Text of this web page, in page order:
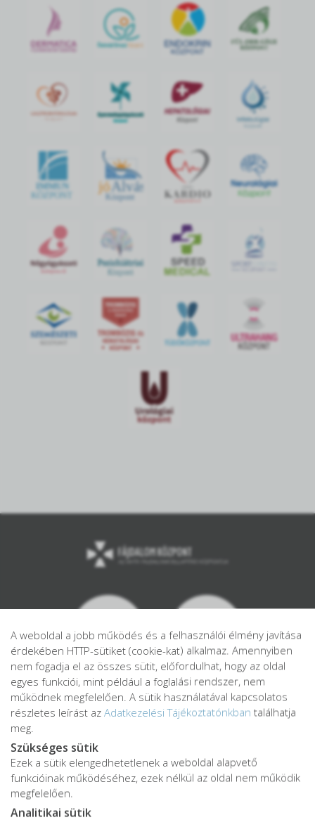
IMMUN
KÖZPONT
jó Alvás
Központ
Adatkezelési tájékoztató
Adatvédelmi tájékoztató
A weboldal a jobb működés és a felhasználói élmény javítása
érdekében HTTP-sütiket (cookie-kat) alkalmaz. Amennyiben
nem fogadja el az összes sütit, előfordulhat, hogy az oldal
egyes funkciói, mint például a foglalási rendszer, nem
működnek megfelelően. A sütik használatával kapcsolatos
részletes leírást az Adatkezelési Tájékoztatónkban találhatja
meg.
Szükséges sütik
Ezek a sütik elengedhetetlenek a weboldal alapvető
funkcióinak működéséhez, ezek nélkül az oldal nem működik
megfelelően.
Analitikai sütik